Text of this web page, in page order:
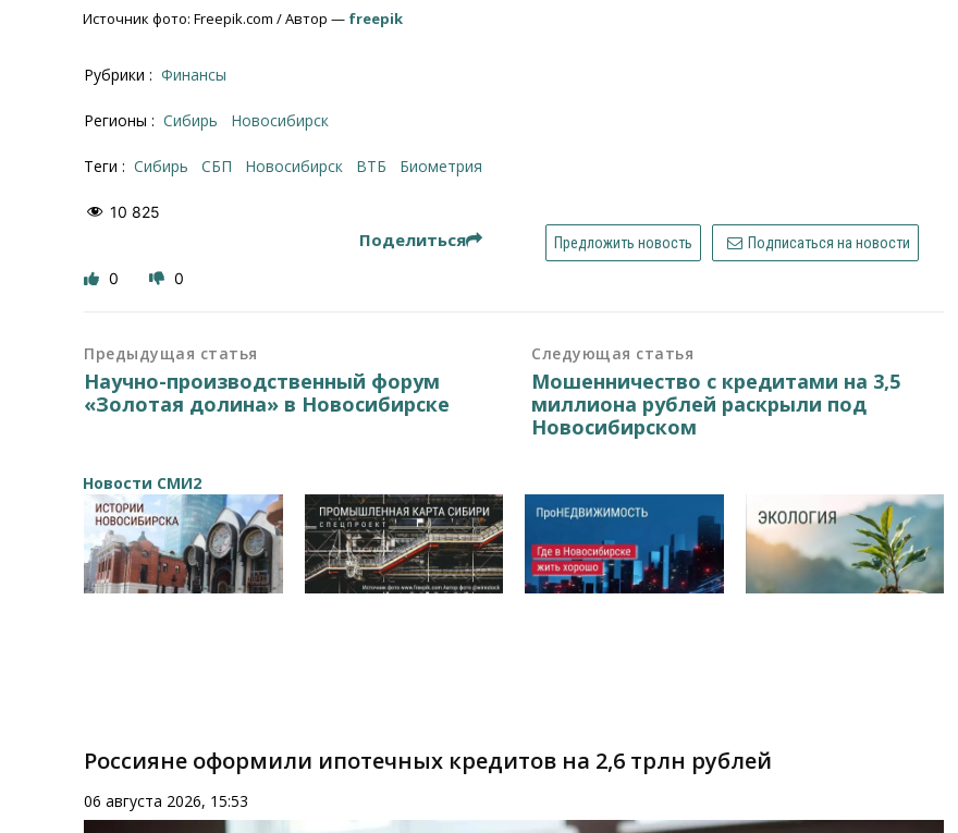
Источник фото: Freepik.com / Автор — freepik
Рубрики : Финансы
Регионы : Сибирь Новосибирск
Теги : Сибирь СБП Новосибирск ВТБ биометрия
10 825
Поделиться Предложить новость Подписаться на новости
0 0
Предыдущая статья
Научно-производственный форум
«Золотая долина» в Новосибирске
Следующая статья
Мошенничество с кредитами на 3,5
миллиона рублей раскрыли под
Новосибирском
Новости СМИ2
Россияне оформили ипотечных кредитов на 2,6 трлн рублей
06 августа 2026, 15:53